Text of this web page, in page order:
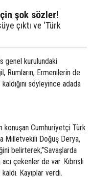
şok sözler!
çıktı ve ‘Türk
genel kurulundaki
Rumların, Ermenilerin de
söyleyince adada
konuşan Cumhuriyetçi Türk
Milletvekili Doğuş Derya,
belirterek,”Savaşlarda
çekenler de var. Kıbrıslı
Kayıplar verdi.